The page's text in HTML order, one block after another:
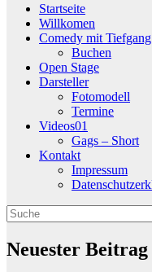
Startseite
Willkomen
Comedy mit Tiefgang
Buchen
Open Stage
Darsteller
Fotomodell
Termine
Videos01
Gags – Short
Kontakt
Impressum
Neuester Beitrag